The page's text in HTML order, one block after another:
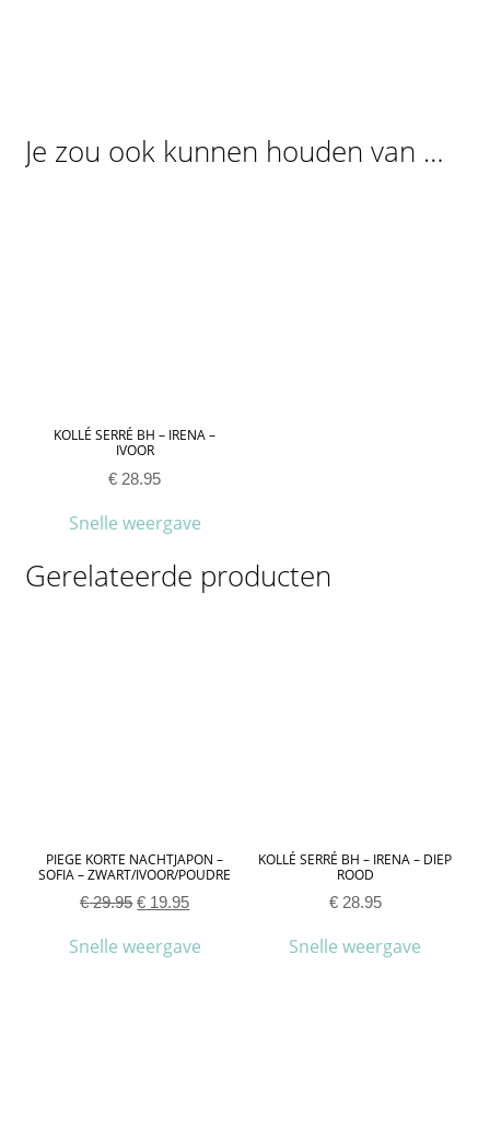
Je zou ook kunnen houden van …
KOLLÉ SERRÉ BH – IRENA –
IVOOR
€ 28.95
Snelle weergave
Gerelateerde producten
PIEGE KORTE NACHTJAPON –
SOFIA – ZWART/IVOOR/POUDRE
€29.95 € 19.95
Snelle weergave
KOLLÉ SERRÉ BH – IRENA – DIEP
ROOD
€28.95
Snelle weergave